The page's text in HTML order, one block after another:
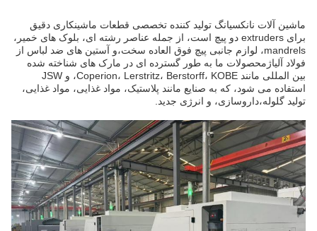
ماشین آلات نانکسیانگ تولید کننده تخصصی قطعات ماشینکاری دقیق
برای extruders دو پیچ است، از جمله عناصر رشته ای، بلوک های خمیر،
mandrels، لوازم جانبی پیچ فوق العاده سخت،و آستین های ضد لباس از
فولاد آلیاژمحصولات ما به طور گسترده ای در مارک های شناخته شده
بین المللی مانند Coperion، Lerstritz، Berstorff، KOBE، و JSW
استفاده می شود، که به صنایع مانند پلاستیک، مواد غذایی، مواد غذایی،
تولید گلوله،داروسازی، و انرژی جدید.